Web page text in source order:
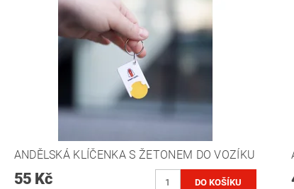
ANDĚLSKÁ KLÍČENKA S ŽETONEM DO VOZÍKU
55 Kč